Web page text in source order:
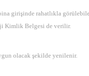
girişinde rahatlıkla
Kimlik Belgesi de verilir.
olacak şekilde yenilenir.